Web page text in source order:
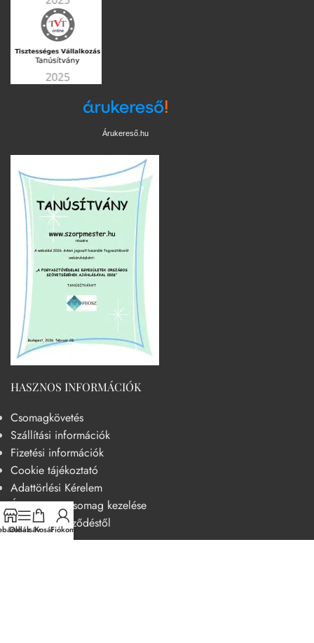
Árukereső.hu
HASZNOS INFORMÁCIÓK
Csomagkövetés
Szállítási információk
Fizetési információk
Cookie tájékoztató
Adattörlési Kérelem
Át nem vett csomag kezelése
Elállás a szerződéstől
OldalsávKosárFiókom